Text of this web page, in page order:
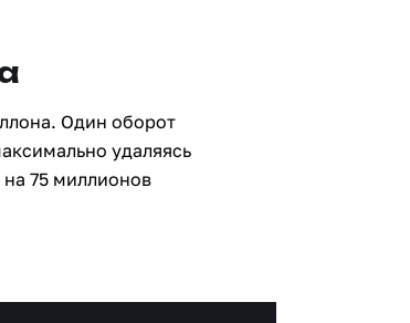
Один оборот
удаляясь
75 миллионов